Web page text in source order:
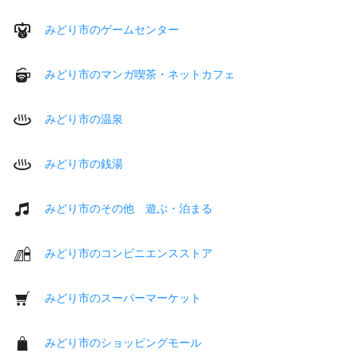
みどり市のゲームセンター
みどり市のマンガ喫茶・ネットカフェ
みどり市の温泉
みどり市の銭湯
みどり市のその他 遊ぶ・泊まる
みどり市のコンビニエンスストア
みどり市のスーパーマーケット
みどり市のショッピングモール